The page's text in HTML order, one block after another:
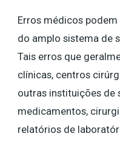
Erros médicos
do amplo sistema de
Tais erros que
clínicas, centros
outras instituições de
medicamentos,
relatórios de